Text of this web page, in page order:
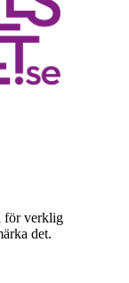
för verklig
det.